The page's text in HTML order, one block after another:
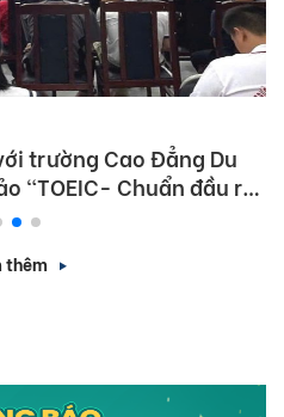
trường Cao Đẳng Du
“TOEIC- Chuẩn đầu ra
phục nhà tuyển dụng”
thêm